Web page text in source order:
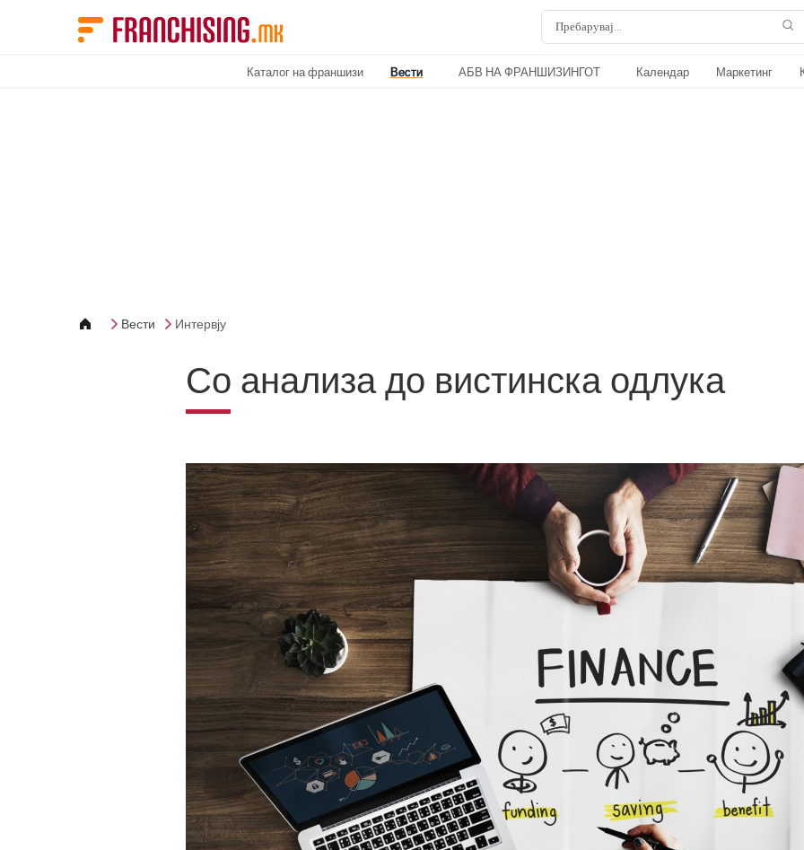
Каталог на франшизи Вести АБВ НА ФРАНШИЗИНГОТ Календар Маркетинг
Вести Интервју
Со анализа до вистинска одлука